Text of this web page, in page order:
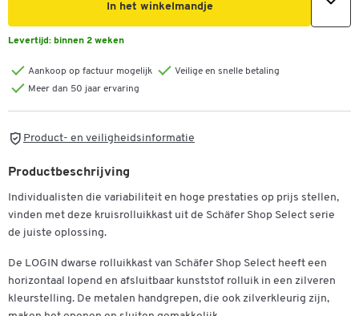
In het winkelmandje
Levertijd: binnen 2 weken
Aankoop op factuur mogelijk
Veilige en snelle betaling
Meer dan 50 jaar ervaring
Product- en veiligheidsinformatie
Productbeschrijving
Individualisten die variabiliteit en hoge prestaties op prijs stellen,
vinden met deze kruisrolluikkast uit de Schäfer Shop Select serie
de juiste oplossing.
De LOGIN dwarse rolluikkast van Schäfer Shop Select heeft een
horizontaal lopend en afsluitbaar kunststof rolluik in een zilveren
kleurstelling. De metalen handgrepen, die ook zilverkleurig zijn,